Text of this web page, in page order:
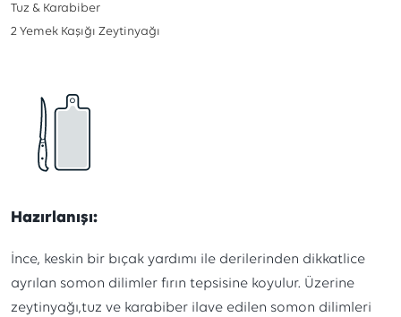
Tuz & Karabiber
2 Yemek Kaşığı Zeytinyağı
Hazırlanışı:
İnce, keskin bir bıçak yardımı ile derilerinden dikkatlice
ayrılan somon dilimler fırın tepsisine koyulur. Üzerine
zeytinyağı,tuz ve karabiber ilave edilen somon dilimleri